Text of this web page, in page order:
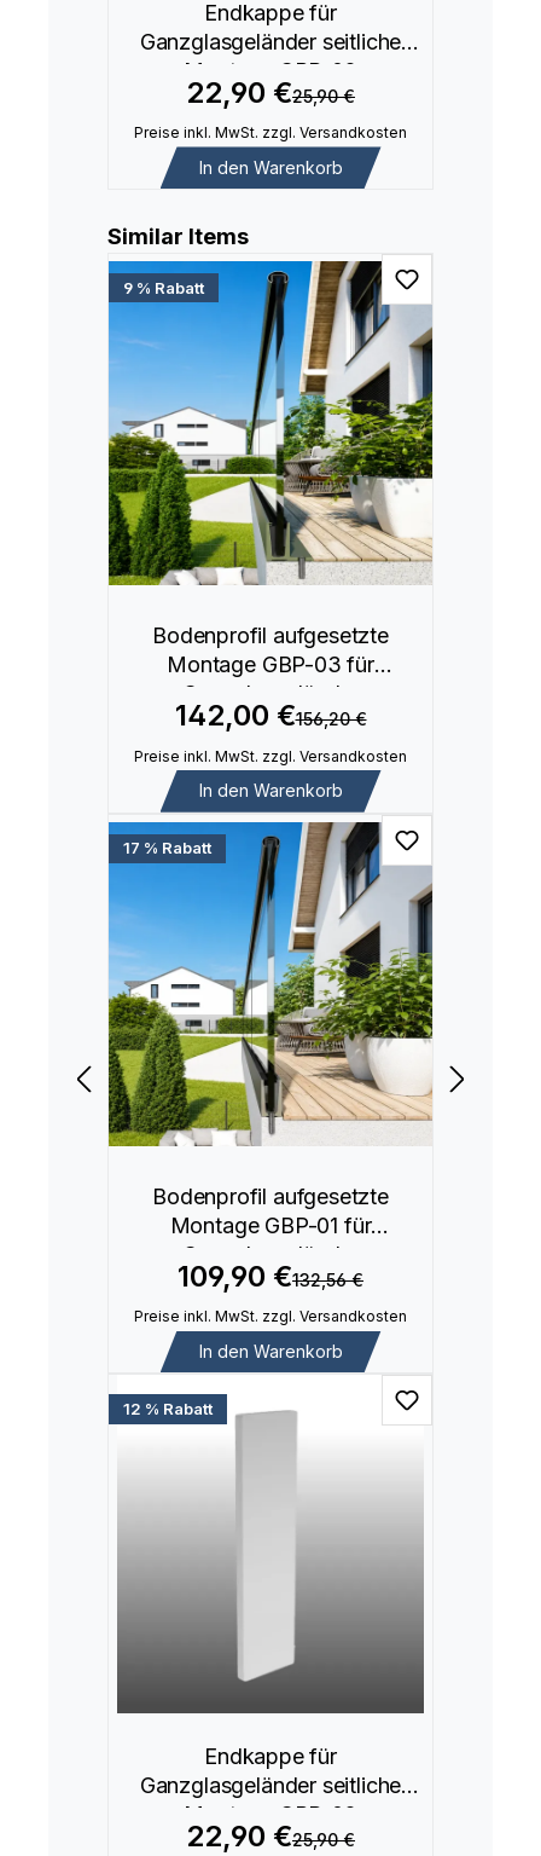
Endkappe für
Ganzglasgeländer seitliche
Montage GBP-02
22,90 €25,90 €
Preise inkl. MwSt. zzgl. Versandkosten
In den Warenkorb
Produktgalerie überspringen
Similar Items
9 % Rabatt
Bodenprofil aufgesetzte
Montage GBP-03 für
Ganzglasgeländer
142,00 €156,20 €
Preise inkl. MwSt. zzgl. Versandkosten
In den Warenkorb
17 % Rabatt
Bodenprofil aufgesetzte
Montage GBP-01 für
Ganzglasgeländer
109,90 €132,56 €
Preise inkl. MwSt. zzgl. Versandkosten
In den Warenkorb
12 % Rabatt
Endkappe für
Ganzglasgeländer seitliche
Montage GBP-02
22,90 €25,90 €